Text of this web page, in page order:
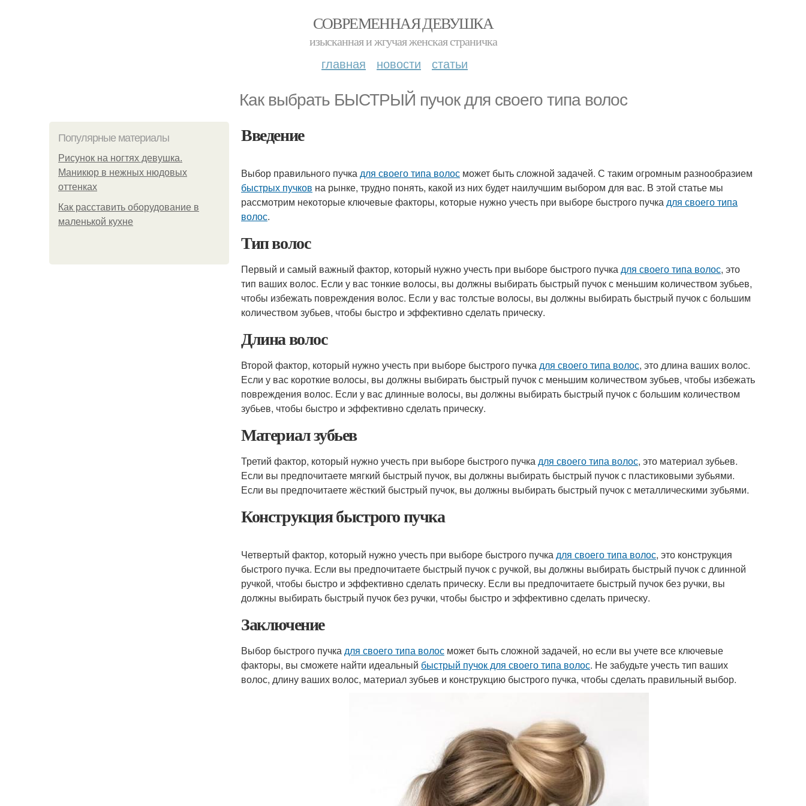
СОВРЕМЕННАЯ ДЕВУШКА
изысканная и жгучая женская страничка
главная новости статьи
Как выбрать БЫСТРЫЙ пучок для своего типа волос
Популярные материалы
Рисунок на ногтях девушка.
Маникюр в нежных нюдовых
оттенках
Как расставить оборудование в
маленькой кухне
Введение
Выбор правильного пучкадля своего типа волос может быть сложной задачей. С таким огромным разнообразием
быстрых пучков на рынке, трудно понять, какой из них будет наилучшим выбором для вас. В этой статье мы
рассмотрим некоторые ключевые факторы, которые нужно учесть при выборе быстрого пучкадля своего типа
волос.
Тип волос
Первый и самый важный фактор, который нужно учесть при выборе быстрого пучкадля своего типа волос, это
тип ваших волос. Если у вас тонкие волосы, вы должны выбирать быстрый пучок с меньшим количеством зубьев,
чтобы избежать повреждения волос. Если у вас толстые волосы, вы должны выбирать быстрый пучок с большим
количеством зубьев, чтобы быстро и эффективно сделать прическу.
Длина волос
Второй фактор, который нужно учесть при выборе быстрого пучкадля своего типа волос, это длина ваших волос.
Если у вас короткие волосы, вы должны выбирать быстрый пучок с меньшим количеством зубьев, чтобы избежать
повреждения волос. Если у вас длинные волосы, вы должны выбирать быстрый пучок с большим количеством
зубьев, чтобы быстро и эффективно сделать прическу.
Материал зубьев
Третий фактор, который нужно учесть при выборе быстрого пучкадля своего типа волос, это материал зубьев.
Если вы предпочитаете мягкий быстрый пучок, вы должны выбирать быстрый пучок с пластиковыми зубьями.
Если вы предпочитаете жёсткий быстрый пучок, вы должны выбирать быстрый пучок с металлическими зубьями.
Конструкция быстрого пучка
Четвертый фактор, который нужно учесть при выборе быстрого пучкадля своего типа волос, это конструкция
быстрого пучка. Если вы предпочитаете быстрый пучок с ручкой, вы должны выбирать быстрый пучок с длинной
ручкой, чтобы быстро и эффективно сделать прическу. Если вы предпочитаете быстрый пучок без ручки, вы
должны выбирать быстрый пучок без ручки, чтобы быстро и эффективно сделать прическу.
Заключение
Выбор быстрого пучкадля своего типа волос может быть сложной задачей, но если вы учете все ключевые
факторы, вы сможете найти идеальный быстрый пучок для своего типа волос. Не забудьте учесть тип ваших
волос, длину ваших волос, материал зубьев и конструкцию быстрого пучка, чтобы сделать правильный выбор.